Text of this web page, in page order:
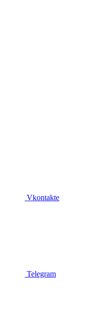
Vkontakte
Telegram